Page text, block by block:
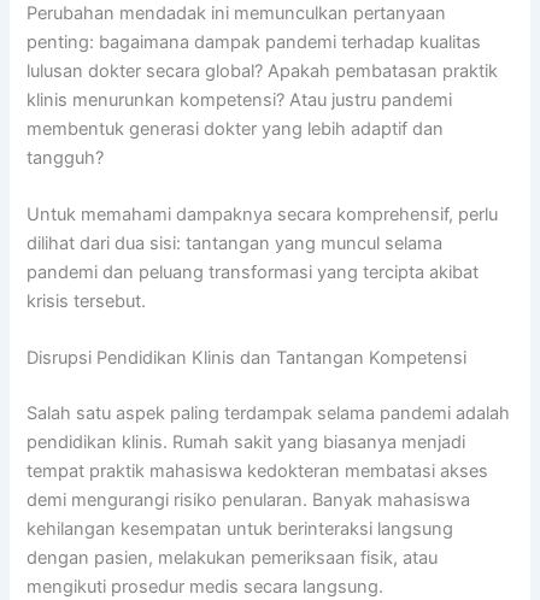
Perubahan mendadak ini memunculkan pertanyaan
penting: bagaimana dampak pandemi terhadap kualitas
lulusan dokter secara global? Apakah pembatasan praktik
klinis menurunkan kompetensi? Atau justru pandemi
membentuk generasi dokter yang lebih adaptif dan
tangguh?
Untuk memahami dampaknya secara komprehensif, perlu
dilihat dari dua sisi: tantangan yang muncul selama
pandemi dan peluang transformasi yang tercipta akibat
krisis tersebut.
Disrupsi Pendidikan Klinis dan Tantangan Kompetensi
Salah satu aspek paling terdampak selama pandemi adalah
pendidikan klinis. Rumah sakit yang biasanya menjadi
tempat praktik mahasiswa kedokteran membatasi akses
demi mengurangi risiko penularan. Banyak mahasiswa
kehilangan kesempatan untuk berinteraksi langsung
dengan pasien, melakukan pemeriksaan fisik, atau
mengikuti prosedur medis secara langsung.